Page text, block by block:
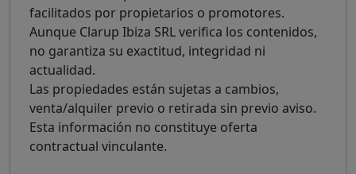
facilitados por propietarios o promotores.
Aunque Clarup Ibiza SRL verifica los contenidos,
no garantiza su exactitud, integridad ni
actualidad.
Las propiedades están sujetas a cambios,
venta/alquiler previo o retirada sin previo aviso.
Esta información no constituye oferta
contractual vinculante.